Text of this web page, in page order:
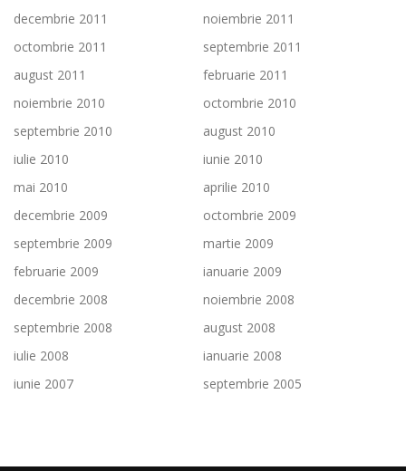
decembrie 2011
noiembrie 2011
octombrie 2011
septembrie 2011
august 2011
februarie 2011
noiembrie 2010
octombrie 2010
septembrie 2010
august 2010
iulie 2010
iunie 2010
mai 2010
aprilie 2010
decembrie 2009
octombrie 2009
septembrie 2009
martie 2009
februarie 2009
ianuarie 2009
decembrie 2008
noiembrie 2008
septembrie 2008
august 2008
iulie 2008
ianuarie 2008
iunie 2007
septembrie 2005